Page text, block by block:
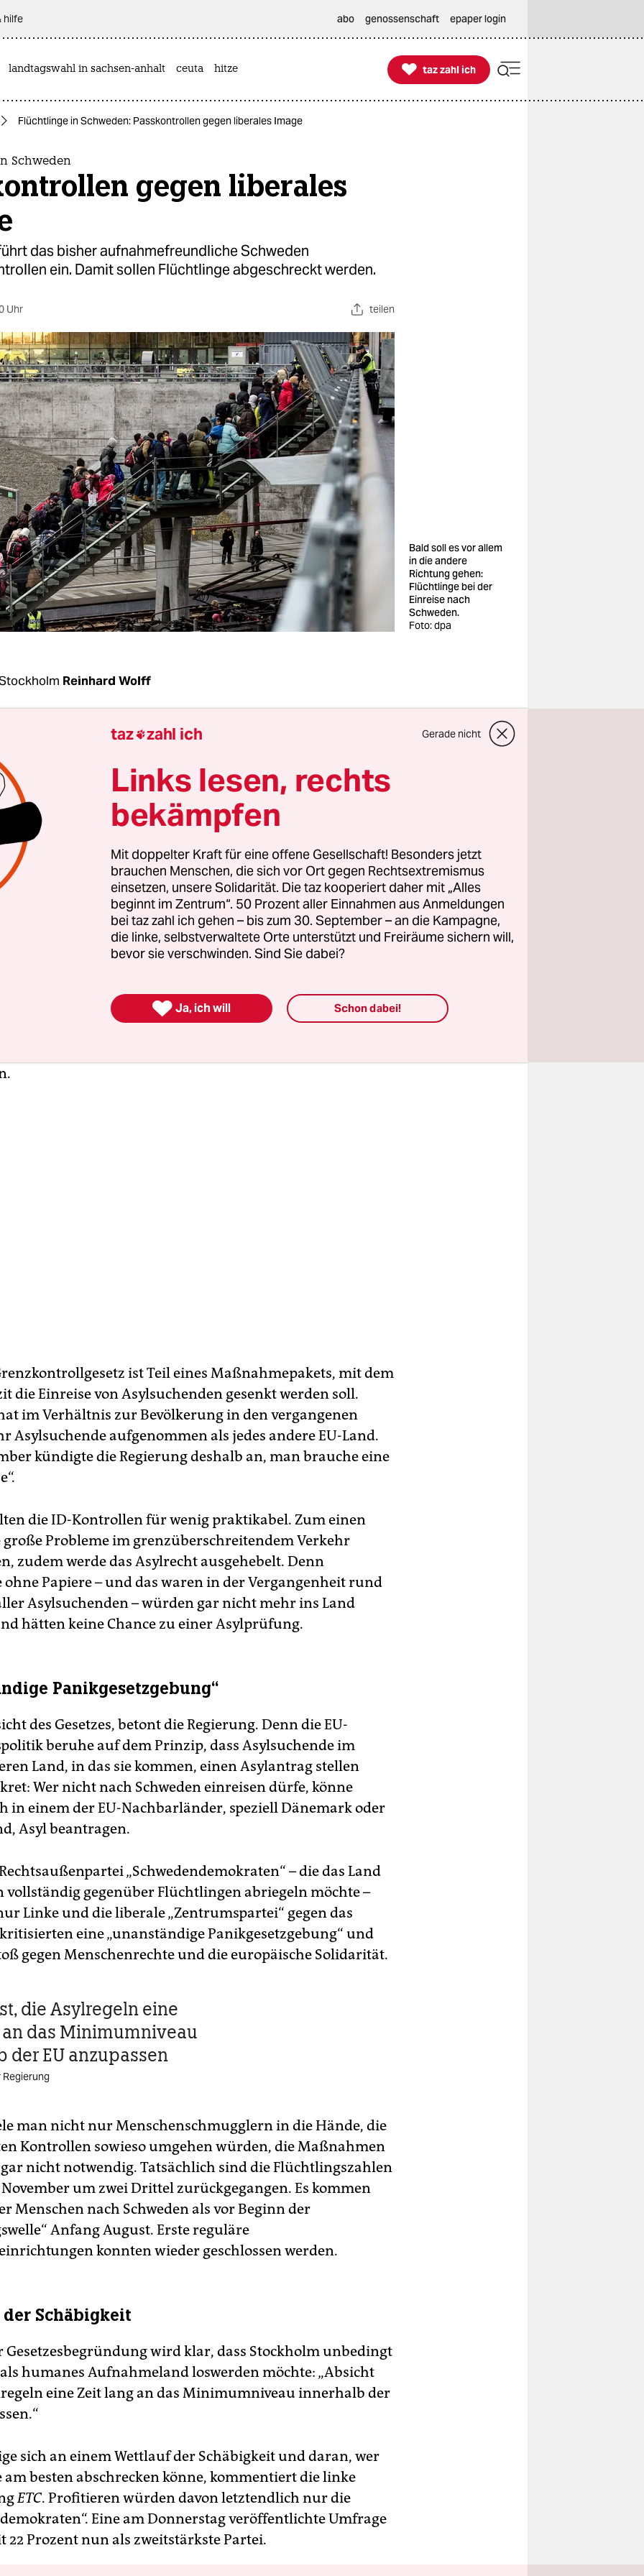
hilfe abo genossenschaft epaper login
landtagswahl in sachsen-anhalt ceuta hitze 
taz zahl ich
taz zahl ich
Flüchtlinge in Schweden: Passkontrollen gegen liberales Image
Schweden
gegen liberales
das bisher aufnahmefreundliche Schweden
ein. Damit sollen Flüchtlinge abgeschreckt werden.
Uhr teilen
Bald soll es vor allem
in die andere
Richtung gehen:
Flüchtlinge bei der
Einreise nach
Schweden.
Foto: dpa
Reinhard Wolff
Schweden müssen in Zukunft wieder den Pass oder ein
bei sich haben. Das hat das Parlament in
am Donnerstag auf Vorlage der rot-grünen Regierung
Die Identitätskontrollen an den Landesgrenzen sollen
auf öffentliche Verkehrsmittel beschränken: Bahn,
Das Gesetz tritt am 21. Dezember in Kraft, soll ab 4.
Praxis umgesetzt werden und 3 Jahre gelten.
von der Freizügigkeit innerhalb der EU begründet
mit einer angeblich „ernsthaften Gefahr für die allgemeine
die innere Sicherheit des Landes“, die vom hohen
in diesem Jahr, die große Mehrheit davon in den
vier Monaten, seien nicht nur das Asylsystem, sondern
ist Teil eines Maßnahmepakets, mit dem
die Einreise von Asylsuchenden gesenkt werden soll.
im Verhältnis zur Bevölkerung in den vergangenen
Asylsuchende aufgenommen als jedes andere EU-Land.
kündigte die Regierung deshalb an, man brauche eine
die ID-Kontrollen für wenig praktikabel. Zum einen
Probleme im grenzüberschreitendem Verkehr
zudem werde das Asylrecht ausgehebelt. Denn
Papiere – und das waren in der Vergangenheit rund
Asylsuchenden – würden gar nicht mehr ins Land
hätten keine Chance zu einer Asylprüfung.
Panikgesetzgebung“
des Gesetzes, betont die Regierung. Denn die EU-
beruhe auf dem Prinzip, dass Asylsuchende im
Land, in das sie kommen, einen Asylantrag stellen
Wer nicht nach Schweden einreisen dürfe, könne
in einem der EU-Nachbarländer, speziell Dänemark oder
Asyl beantragen.
„Schwedendemokraten“ – die das Land
vollständig gegenüber Flüchtlingen abriegeln möchte –
Linke und die liberale „Zentrumspartei“ gegen das
kritisierten eine „unanständige Panikgesetzgebung“ und
gegen Menschenrechte und die europäische Solidarität.
die Asylregeln eine
das Minimumniveau
der EU anzupassen
man nicht nur Menschenschmugglern in die Hände, die
Kontrollen sowieso umgehen würden, die Maßnahmen
nicht notwendig. Tatsächlich sind die Flüchtlingszahlen
um zwei Drittel zurückgegangen. Es kommen
Menschen nach Schweden als vor Beginn der
Anfang August. Erste reguläre
konnten wieder geschlossen werden.
Schäbigkeit
Gesetzesbegründung wird klar, dass Stockholm unbedingt
humanes Aufnahmeland loswerden möchte: „Absicht
eine Zeit lang an das Minimumniveau innerhalb der
sich an einem Wettlauf der Schäbigkeit und daran, wer
besten abschrecken könne, kommentiert die linke
ETC. Profitieren würden davon letztendlich nur die
Eine am Donnerstag veröffentlichte Umfrage
22 Prozent nun als zweitstärkste Partei.
taz zahl ich Gerade nicht
Links lesen, rechts
bekämpfen
Mit doppelter Kraft für eine offene Gesellschaft! Besonders jetzt
brauchen Menschen, die sich vor Ort gegen Rechtsextremismus
einsetzen, unsere Solidarität. Die taz kooperiert daher mit „Alles
beginnt im Zentrum“. 50 Prozent aller Einnahmen aus Anmeldungen
bei taz zahl ich gehen – bis zum 30. September – an die Kampagne,
die linke, selbstverwaltete Orte unterstützt und Freiräume sichern will,
bevor sie verschwinden. Sind Sie dabei?
 Ja, ich will Schon dabei!